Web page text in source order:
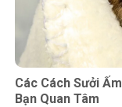
Các Cách Sưởi
Bạn Quan Tâm